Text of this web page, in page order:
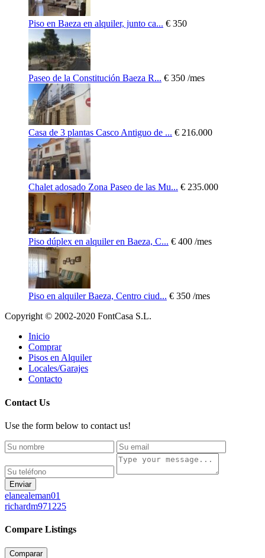
Piso en Baeza en alquiler, junto ca... € 350
Paseo de la Constitución Baeza R... € 350 /mes
Casa de 3 plantas Casco Antiguo de ... € 216.000
Chalet adosado Zona Paseo de las Mu... € 235.000
Piso dúplex en alquiler en Baeza, C... € 400 /mes
Piso en alquiler Baeza, Centro ciud... € 350 /mes
Copyright © 2002-2020 FontCasa S.L.
Inicio
Comprar
Pisos en Alquiler
Locales/Garajes
Contacto
Contact Us
Use the form below to contact us!
Enviar
elanealeman01
richardm971225
Compare Listings
Comparar